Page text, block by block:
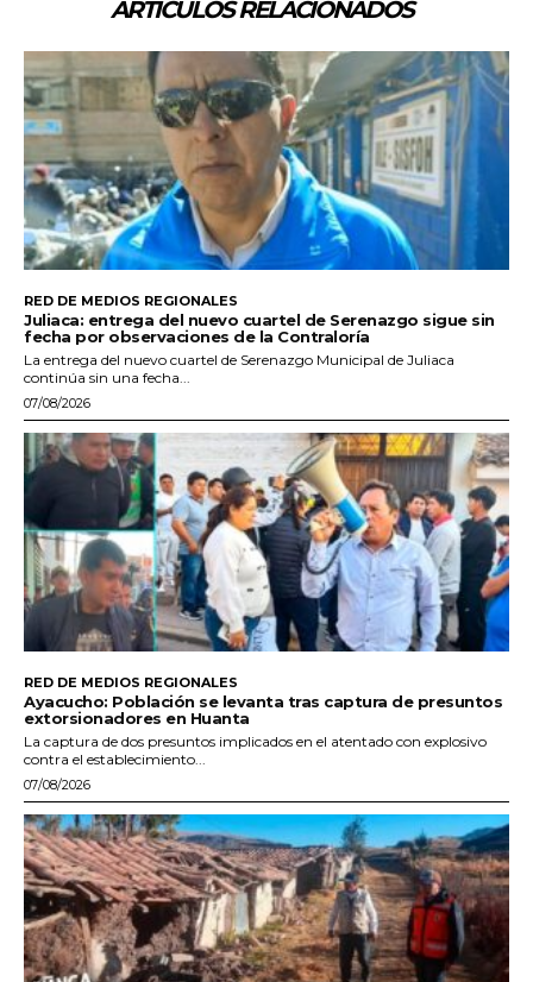
ARTÍCULOS RELACIONADOS
RED DE MEDIOS REGIONALES
Juliaca: entrega del nuevo cuartel de Serenazgo sigue sin
fecha por observaciones de la Contraloría
La entrega del nuevo cuartel de Serenazgo Municipal de Juliaca
continúa sin una fecha...
07/08/2026
RED DE MEDIOS REGIONALES
Ayacucho: Población se levanta tras captura de presuntos
extorsionadores en Huanta
La captura de dos presuntos implicados en el atentado con explosivo
contra el establecimiento...
07/08/2026